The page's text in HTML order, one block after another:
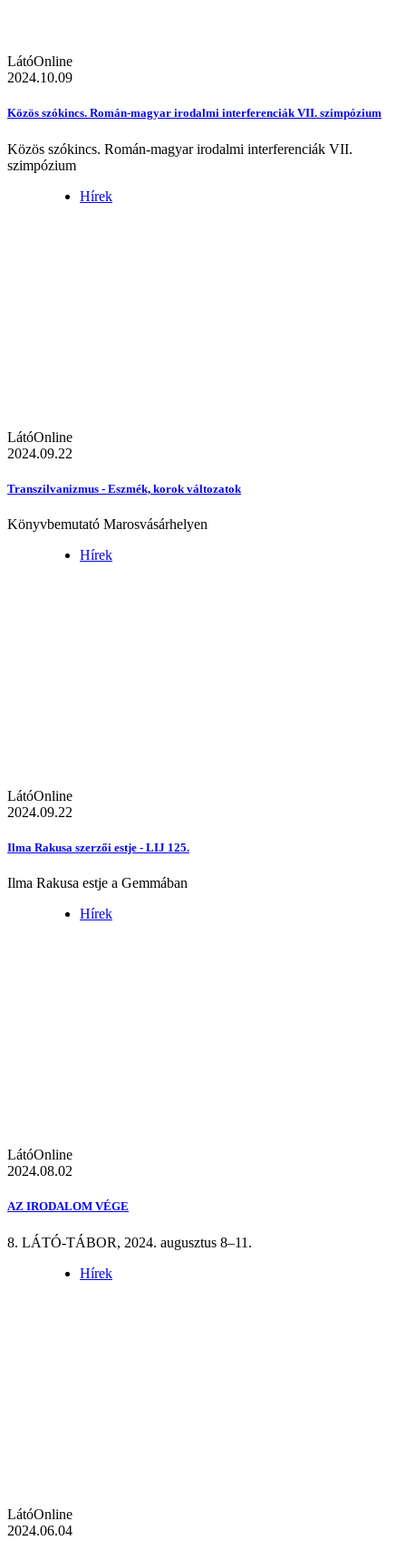
LátóOnline
2024.10.09
Közös szókincs. Román-magyar irodalmi interferenciák VII. szimpózium
Közös szókincs. Román-magyar irodalmi interferenciák VII.
szimpózium
Hírek
LátóOnline
2024.09.22
Transzilvanizmus - Eszmék, korok változatok
Könyvbemutató Marosvásárhelyen
Hírek
LátóOnline
2024.09.22
Ilma Rakusa szerzői estje - LIJ 125.
Ilma Rakusa estje a Gemmában
Hírek
LátóOnline
2024.08.02
AZ IRODALOM VÉGE
8. LÁTÓ-TÁBOR, 2024. augusztus 8–11.
Hírek
LátóOnline
2024.06.04